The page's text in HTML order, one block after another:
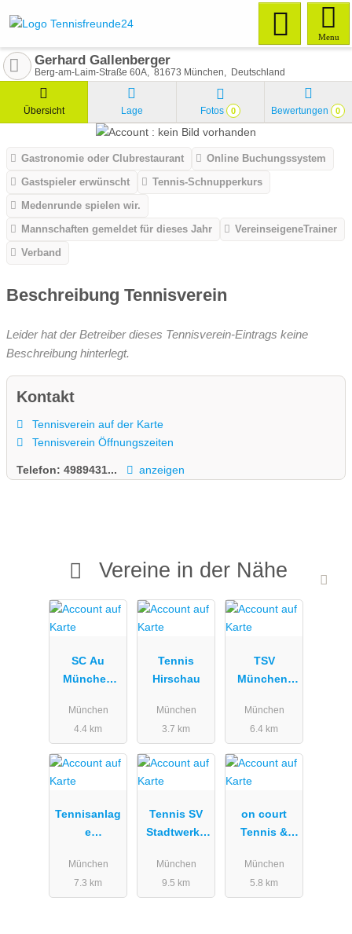
Menu
Gerhard Gallenberger
Berg-am-Laim-Straße 60A 81673 München Deutschland
Übersicht Lage Fotos 0 Bewertungen 0
Gastronomie oder Clubrestaurant
Online Buchungssystem
Gastspieler erwünscht
Tennis-Schnupperkurs
Medenrunde spielen wir.
Mannschaften gemeldet für dieses Jahr
VereinseigeneTrainer
Verband
Beschreibung Tennisverein
Leider hat der Betreiber dieses Tennisverein-Eintrags keine
Beschreibung hinterlegt.
Kontakt
Tennisverein auf der Karte
Tennisverein Öffnungszeiten
Telefon: 4989431... anzeigen
Vereine in der Nähe
SC Au
München
München
4.4 km
Tennis
Hirschau
München
3.7 km
TSV
München-
n e.V.
München
6.4 km
Tennisanlag
e
München
München
7.3 km
Tennis SV
Stadtwerke
München
9.5 km
on court
Tennis &
GmbH
München
5.8 km